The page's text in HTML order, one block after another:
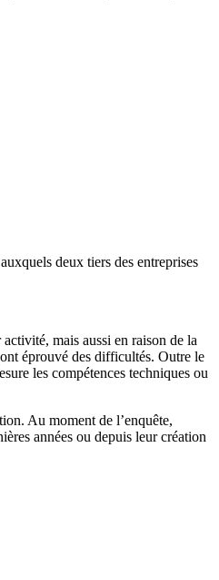
deux tiers des entreprises
mais aussi en raison de la
éprouvé des difficultés. Outre le
les compétences techniques ou
Au moment de l’enquête,
années ou depuis leur création